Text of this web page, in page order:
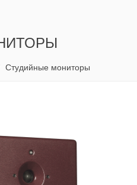
Студийные мониторы